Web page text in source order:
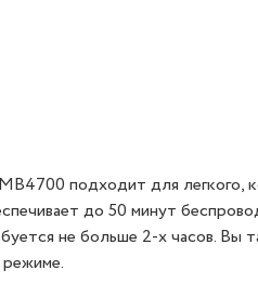
подходит для легкого,
до 50 минут
не больше 2-х часов. Вы